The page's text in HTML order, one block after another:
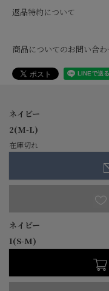
返品特約について
商品についてのお問い合わ
ネイビー
2(M-L)
在庫切れ
ネイビー
1(S-M)